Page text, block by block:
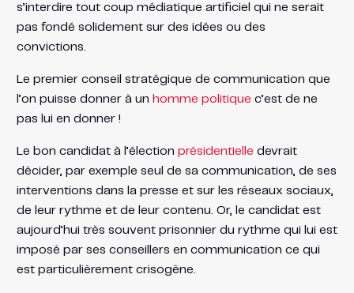
s’interdire tout coup médiatique artificiel qui ne serait
pas fondé solidement sur des idées ou des
convictions.
Le premier conseil stratégique de communication que
l’on puisse donner à un homme politique c’est de ne
pas lui en donner !
Le bon candidat à l’élection présidentielle devrait
décider, par exemple seul de sa communication, de ses
interventions dans la presse et sur les réseaux sociaux,
de leur rythme et de leur contenu. Or, le candidat est
aujourd’hui très souvent prisonnier du rythme qui lui est
imposé par ses conseillers en communication ce qui
est particulièrement crisogène.